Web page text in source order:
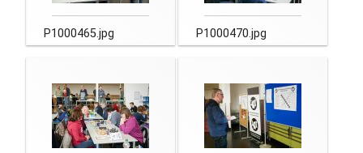
P1000465.jpg P1000470.jpg